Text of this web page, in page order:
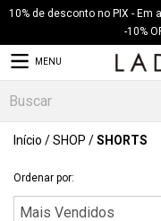
10% de desconto no PIX - Em
-10%
MENU
Início /SHOP /SHORTS
Ordenar por: